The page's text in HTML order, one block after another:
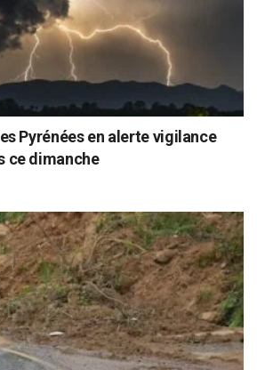
Pyrénées en alerte vigilance
ce dimanche